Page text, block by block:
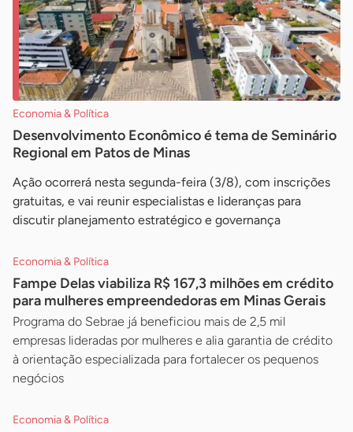
Economia & Política
Desenvolvimento Econômico é tema de Seminário
Regional em Patos de Minas
Ação ocorrerá nesta segunda-feira (3/8), com inscrições
gratuitas, e vai reunir especialistas e lideranças para
discutir planejamento estratégico e governança
Economia & Política
Fampe Delas viabiliza R$ 167,3 milhões em crédito
para mulheres empreendedoras em Minas Gerais
Programa do Sebrae já beneficiou mais de 2,5 mil
empresas lideradas por mulheres e alia garantia de crédito
à orientação especializada para fortalecer os pequenos
negócios
Economia & Política